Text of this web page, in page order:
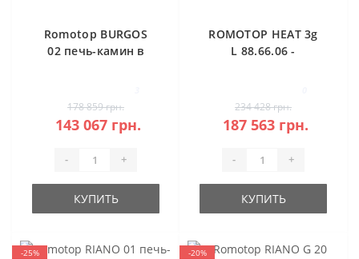
Romotop BURGOS
02 печь-камин в
178 859 грн.
143 067 грн.
- +
КУПИТЬ
ROMOTOP HEAT 3g
L 88.66.06 -
(темная камера)
234 428 грн.
187 563 грн.
- +
КУПИТЬ
-25%
-20%